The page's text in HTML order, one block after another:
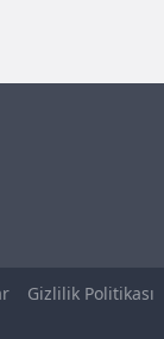
Gizlilik Politikası